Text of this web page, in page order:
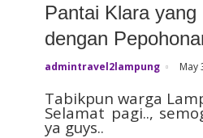
Pantai Klara yang
dengan
admintravel2lampung May
Tabikpun warga
Selamat pagi..,
ya guys..